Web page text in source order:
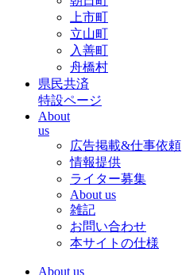
上市町
立山町
入善町
舟橋村
県民共済
特設ページ
About
us
広告掲載&仕事依頼
情報提供
ライター募集
About us
雑記
お問い合わせ
本サイトの仕様
About us